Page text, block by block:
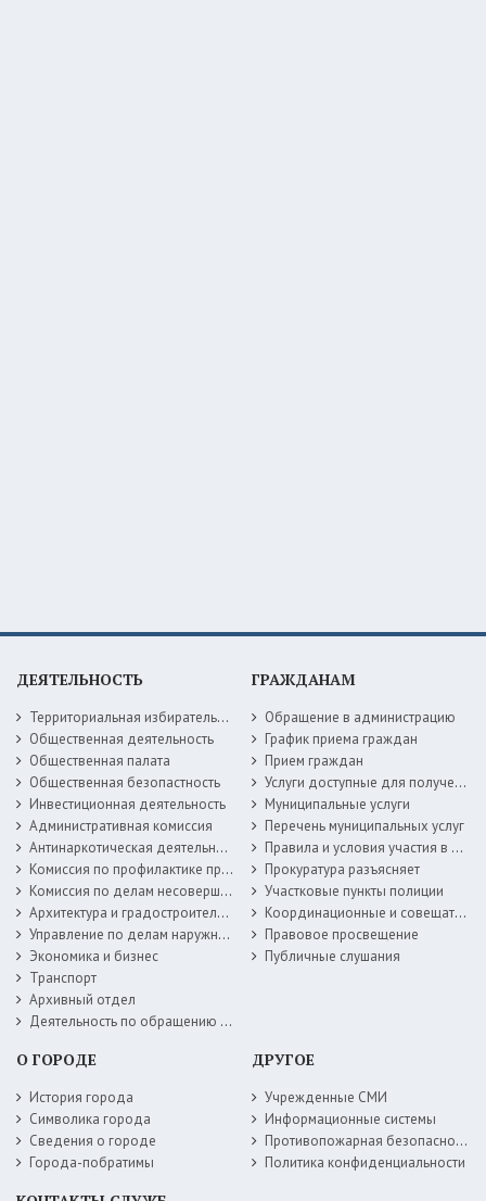
ДЕЯТЕЛЬНОСТЬ
Территориальная избирательная комиссия
Общественная деятельность
Общественная палата
Общественная безопастность
Инвестиционная деятельность
Административная комиссия
Антинаркотическая деятельность
Комиссия по профилактике правонарушений
Комиссия по делам несовершеннолетних
Архитектура и градостроительство
Управление по делам наружной рекламы
Экономика и бизнес
Транспорт
Архивный отдел
Деятельность по обращению с животными без владельцев
ГРАЖДАНАМ
Обращение в администрацию
График приема граждан
Прием граждан
Услуги доступные для получения в электронной форме
Муниципальные услуги
Перечень муниципальных услуг
Правила и условия участия в жилищных программах
Прокуратура разъясняет
Участковые пункты полиции
Координационные и совещательные органы
Правовое просвещение
Публичные слушания
О ГОРОДЕ
История города
Символика города
Сведения о городе
Города-побратимы
ДРУГОЕ
Учрежденные СМИ
Информационные системы
Противопожарная безопасность
Политика конфиденциальности